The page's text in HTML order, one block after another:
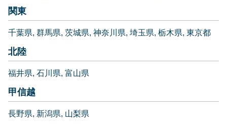
関東
千葉県 群馬県 茨城県 神奈川県 埼玉県 栃木県 東京都
北陸
福井県 石川県 富山県
甲信越
長野県 新潟県 山梨県